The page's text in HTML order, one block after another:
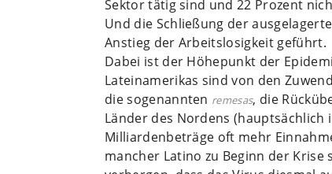
Sektor tätig sind und 22 Prozent
Und die Schließung der
Anstieg der Arbeitslosigkeit geführt.
Dabei ist der Höhepunkt der
Lateinamerikas sind von den
die sogenannten remesas, die
Länder des Nordens (hauptsächlich
Milliardenbeträge oft mehr
mancher Latino zu Beginn der